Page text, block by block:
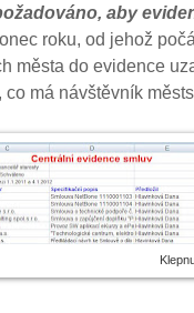
aby
roku, od jehož
města do evidence
má návštěvník